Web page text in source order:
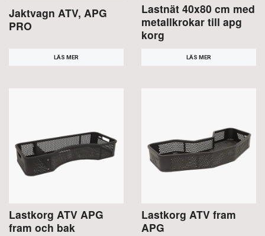
Jaktvagn ATV, APG
PRO
LÄS MER
Lastnät 40x80 cm med
metallkrokar till apg
korg
LÄS MER
Lastkorg ATV APG
fram och bak
Lastkorg ATV fram
APG